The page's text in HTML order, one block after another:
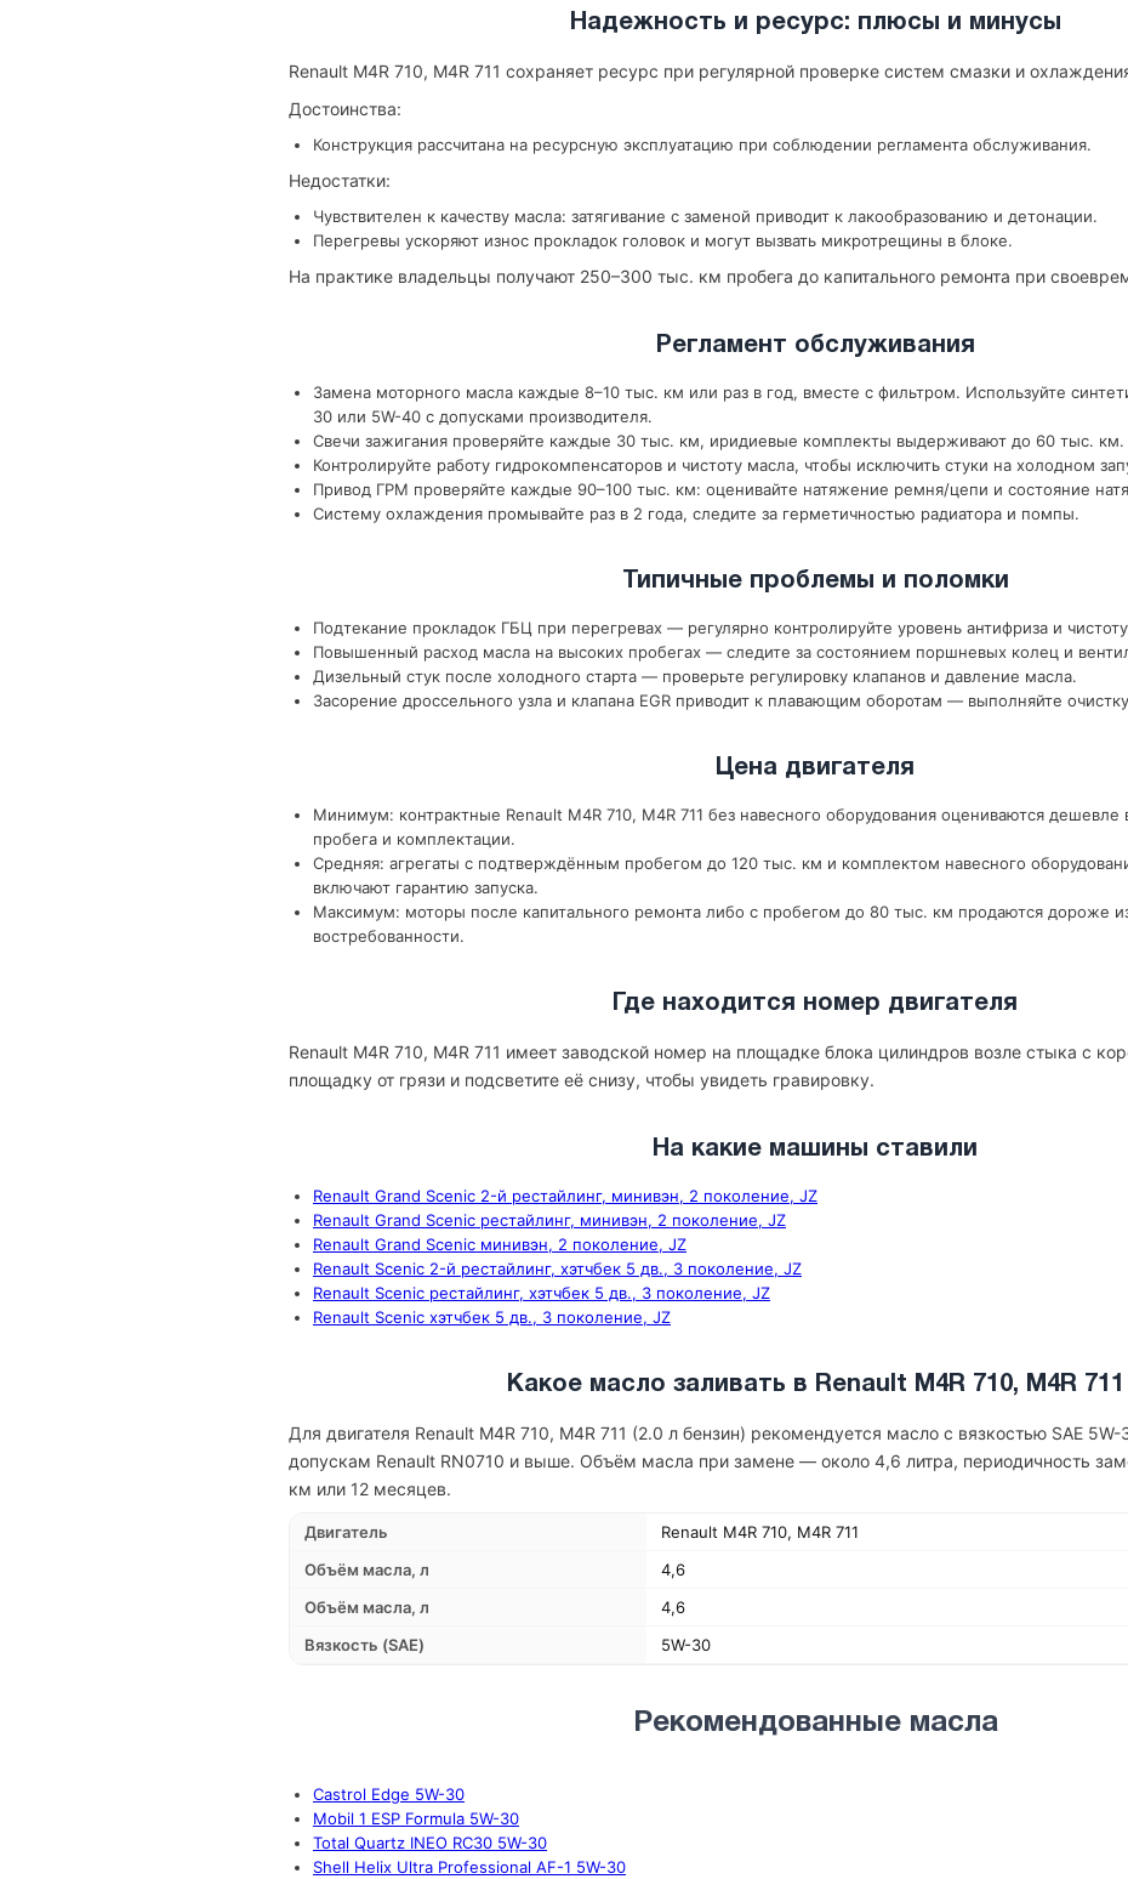
Надежность и ресурс: плюсы и минусы
Renault M4R 710, M4R 711 сохраняет ресурс при регулярной проверке систем смазки и
Достоинства:
Конструкция рассчитана на ресурсную эксплуатацию при соблюдении регламента обслуживания.
Недостатки:
Чувствителен к качеству масла: затягивание с заменой приводит к лакообразованию и детонации.
Перегревы ускоряют износ прокладок головок и могут вызвать микротрещины в блоке.
На практике владельцы получают 250–300 тыс. км пробега до капитального ремонта при
Регламент обслуживания
Замена моторного масла каждые 8–10 тыс. км или раз в год, вместе с фильтром. Используйте
30 или 5W-40 с допусками производителя.
Свечи зажигания проверяйте каждые 30 тыс. км, иридиевые комплекты выдерживают до 60 тыс. км.
Контролируйте работу гидрокомпенсаторов и чистоту масла, чтобы исключить стуки на холодном
Привод ГРМ проверяйте каждые 90–100 тыс. км: оценивайте натяжение ремня/цепи и состояние
Систему охлаждения промывайте раз в 2 года, следите за герметичностью радиатора и помпы.
Типичные проблемы и поломки
Подтекание прокладок ГБЦ при перегревах — регулярно контролируйте уровень антифриза и
Повышенный расход масла на высоких пробегах — следите за состоянием поршневых колец и
Дизельный стук после холодного старта — проверьте регулировку клапанов и давление масла.
Засорение дроссельного узла и клапана EGR приводит к плавающим оборотам — выполняйте
Цена двигателя
Минимум: контрактные Renault M4R 710, M4R 711 без навесного оборудования оцениваются дешевле
пробега и комплектации.
Средняя: агрегаты с подтверждённым пробегом до 120 тыс. км и комплектом навесного
включают гарантию запуска.
Максимум: моторы после капитального ремонта либо с пробегом до 80 тыс. км продаются дороже
востребованности.
Где находится номер двигателя
Renault M4R 710, M4R 711 имеет заводской номер на площадке блока цилиндров возле стыка с
площадку от грязи и подсветите её снизу, чтобы увидеть гравировку.
На какие машины ставили
Renault Grand Scenic 2-й рестайлинг, минивэн, 2 поколение, JZ
Renault Grand Scenic рестайлинг, минивэн, 2 поколение, JZ
Renault Grand Scenic минивэн, 2 поколение, JZ
Renault Scenic 2-й рестайлинг, хэтчбек 5 дв., 3 поколение, JZ
Renault Scenic рестайлинг, хэтчбек 5 дв., 3 поколение, JZ
Renault Scenic хэтчбек 5 дв., 3 поколение, JZ
Какое масло заливать в Renault M4R 710, M4R 711
Для двигателя Renault M4R 710, M4R 711 (2.0 л бензин) рекомендуется масло с вязкостью SAE
допускам Renault RN0710 и выше. Объём масла при замене — около 4,6 литра, периодичность
км или 12 месяцев.
Двигатель
Renault M4R 710, M4R 711
Объём масла, л
4,6
Объём масла, л
4,6
Вязкость (SAE)
5W-30
Рекомендованные масла
Castrol Edge 5W-30
Mobil 1 ESP Formula 5W-30
Total Quartz INEO RC30 5W-30
Shell Helix Ultra Professional AF-1 5W-30